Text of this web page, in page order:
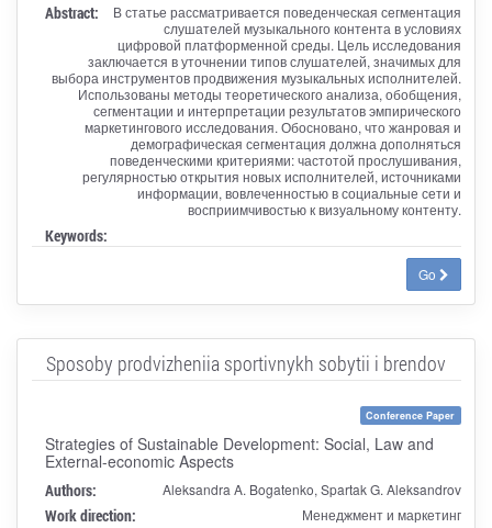
Abstract:
В статье рассматривается поведенческая сегментация
слушателей музыкального контента в условиях
цифровой платформенной среды. Цель исследования
заключается в уточнении типов слушателей, значимых для
выбора инструментов продвижения музыкальных исполнителей.
Использованы методы теоретического анализа, обобщения,
сегментации и интерпретации результатов эмпирического
маркетингового исследования. Обосновано, что жанровая и
демографическая сегментация должна дополняться
поведенческими критериями: частотой прослушивания,
регулярностью открытия новых исполнителей, источниками
информации, вовлеченностью в социальные сети и
восприимчивостью к визуальному контенту.
Keywords:
Go
Sposoby prodvizheniia sportivnykh sobytii i brendov
Conference Paper
Strategies of Sustainable Development: Social, Law and
External-economic Aspects
Authors: Aleksandra A. Bogatenko, Spartak G. Aleksandrov
Work direction: Менеджмент и маркетинг